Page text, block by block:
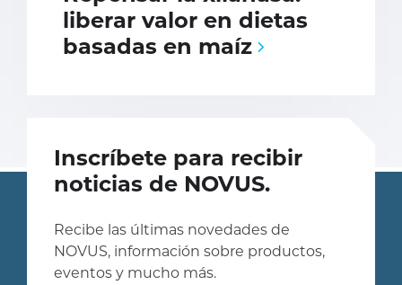
liberar valor en dietas
basadas en maíz
Inscríbete para recibir
noticias de NOVUS.
Recibe las últimas novedades de
NOVUS, información sobre productos,
eventos y mucho más.